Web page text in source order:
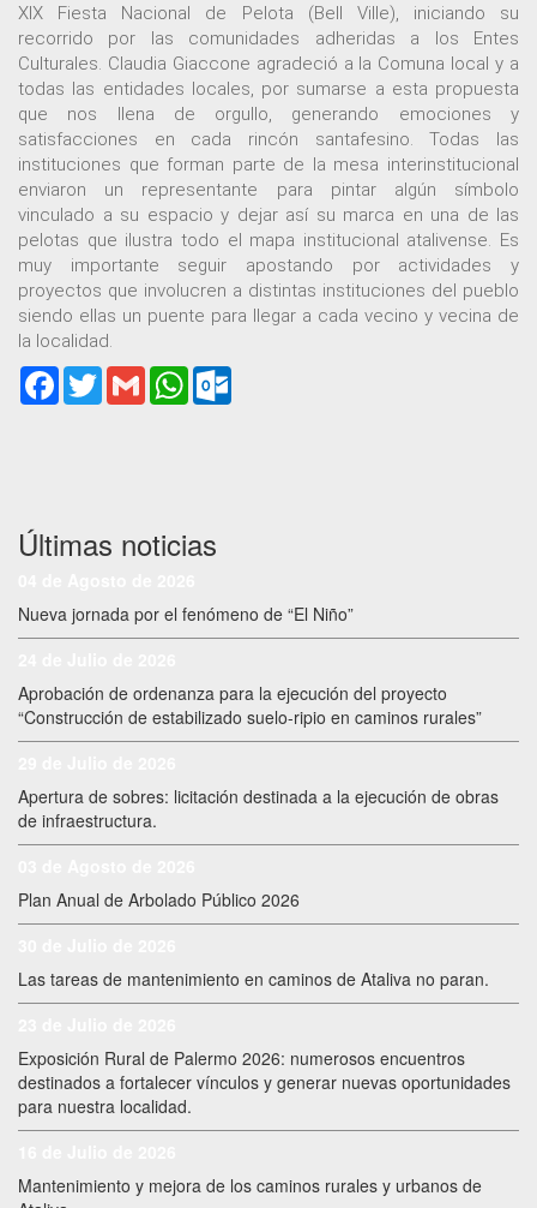
XIX Fiesta Nacional de Pelota (Bell Ville), iniciando su
recorrido por las comunidades adheridas a los Entes
Culturales. Claudia Giaccone agradeció a la Comuna local y a
todas las entidades locales, por sumarse a esta propuesta
que nos llena de orgullo, generando emociones y
satisfacciones en cada rincón santafesino. Todas las
instituciones que forman parte de la mesa interinstitucional
enviaron un representante para pintar algún símbolo
vinculado a su espacio y dejar así su marca en una de las
pelotas que ilustra todo el mapa institucional atalivense. Es
muy importante seguir apostando por actividades y
proyectos que involucren a distintas instituciones del pueblo
siendo ellas un puente para llegar a cada vecino y vecina de
la localidad.
Facebook
TwitterGmail WhatsApp
Últimas noticias
Nueva jornada por el fenómeno de “El Niño”
Aprobación de ordenanza para la ejecución del proyecto
“Construcción de estabilizado suelo-ripio en caminos rurales”
Apertura de sobres: licitación destinada a la ejecución de obras
de infraestructura.
Plan Anual de Arbolado Público 2026
Las tareas de mantenimiento en caminos de Ataliva no paran.
Exposición Rural de Palermo 2026: numerosos encuentros
destinados a fortalecer vínculos y generar nuevas oportunidades
para nuestra localidad.
Mantenimiento y mejora de los caminos rurales y urbanos de